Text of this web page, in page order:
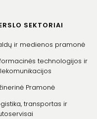
SEKTORIAI
ir medienos pramonė
technologijos ir
Pramonė
transportas ir